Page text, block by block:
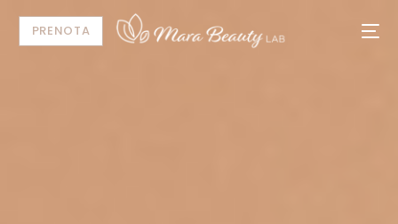
PRENOTA